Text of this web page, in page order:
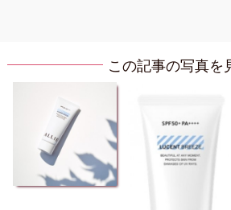
この記事の写真を